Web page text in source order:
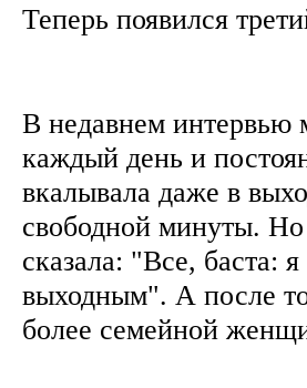
Теперь появился
В недавнем интервью
каждый день и
вкалывала даже в
свободной минуты. Но
сказала: "Все, баста:
выходным". А после
более семейной